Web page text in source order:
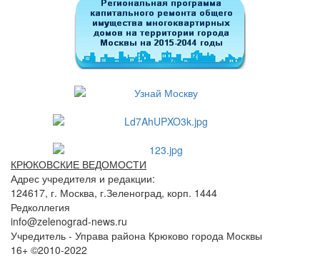
КРЮКОВСКИЕ ВЕДОМОСТИ
Адрес учредителя и редакции:
124617, г. Москва, г.Зеленоград, корп. 1444
Редколлегия
info@zelenograd-news.ru
Учредитель - Управа района Крюково города Москвы
16+ ©2010-2022